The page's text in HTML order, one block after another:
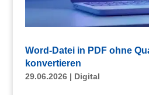
Word-Datei in PDF ohne
konvertieren
29.06.2026| Digital